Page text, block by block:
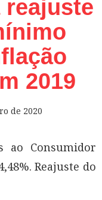
reajuste
2019
de 2020
ao Consumidor
Reajuste do